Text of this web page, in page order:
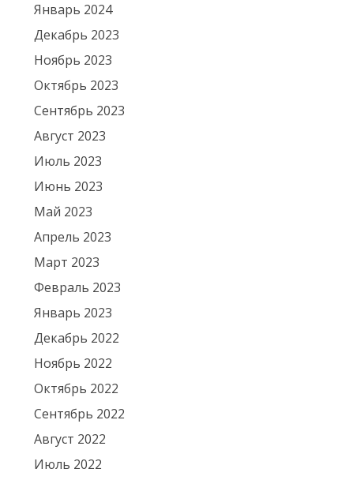
Январь 2024
Декабрь 2023
Ноябрь 2023
Октябрь 2023
Сентябрь 2023
Август 2023
Июль 2023
Июнь 2023
Май 2023
Апрель 2023
Март 2023
Февраль 2023
Январь 2023
Декабрь 2022
Ноябрь 2022
Октябрь 2022
Сентябрь 2022
Август 2022
Июль 2022